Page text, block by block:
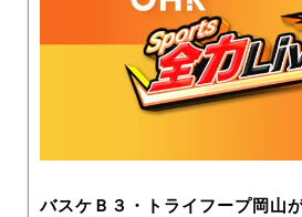
バスケＢ３・トライフープ岡山